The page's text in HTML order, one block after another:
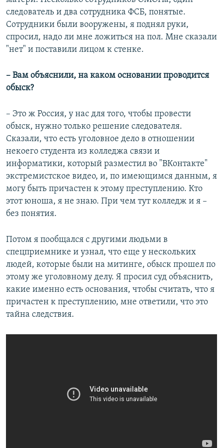
следователь и два сотрудника ФСБ, понятые.
Сотрудники были вооружены, я поднял руки,
спросил, надо ли мне ложиться на пол. Мне сказали
"нет" и поставили лицом к стенке.
– Вам объяснили, на каком основании проводится
обыск?
– Это ж Россия, у нас для того, чтобы провести
обыск, нужно только решение следователя.
Сказали, что есть уголовное дело в отношении
некоего студента из колледжа связи и
информатики, который разместил во "ВКонтакте"
экстремистское видео, и, по имеющимся данным, я
могу быть причастен к этому преступлению. Кто
этот юноша, я не знаю. При чем тут колледж и я –
без понятия.
Потом я пообщался с другими людьми в
спецприемнике и узнал, что еще у нескольких
людей, которые были на митинге, обыск прошел по
этому же уголовному делу. Я просил суд объяснить,
какие именно есть основания, чтобы считать, что я
причастен к преступлению, мне ответили, что это
тайна следствия.